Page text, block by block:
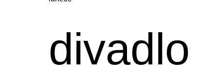
divadlo